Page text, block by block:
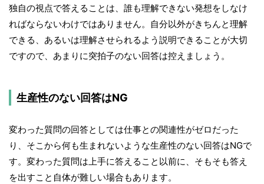
独自の視点で答えることは、誰も理解できない発想をしなけ
ればならないわけではありません。自分以外がきちんと理解
できる、あるいは理解させられるよう説明できることが大切
ですので、あまりに突拍子のない回答は控えましょう。
生産性のない回答はNG
変わった質問の回答としては仕事との関連性がゼロだった
り、そこから何も生まれないような生産性のない回答はNGで
す。変わった質問は上手に答えること以前に、そもそも答え
を出すこと自体が難しい場合もあります。